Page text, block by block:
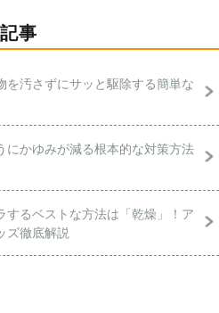
事
汚さずにサッと駆除する簡単な
にかゆみが減る根本的な対策方法
するベストな方法は「乾燥」！ア
ズ徹底解説